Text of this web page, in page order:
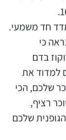
חד משמעי.
כי
בדם
למדוד את
שלכם, הכי
רציף,
שלכם